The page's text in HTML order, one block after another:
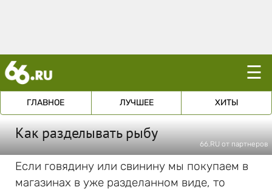
☰
ГЛАВНОЕ ЛУЧШЕЕ ХИТЫ
Как разделывать рыбу
66.RU от партнеров
Если говядину или свинину мы покупаем в
магазинах в уже разделанном виде, то